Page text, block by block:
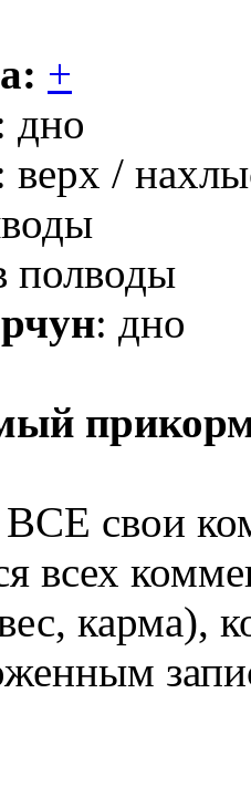
+
дно
верх /
полводы
: дно
ВСЕ свои
всех
карма),